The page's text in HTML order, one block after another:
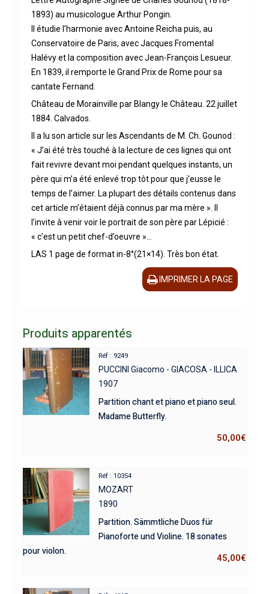
1893) au musicologue Arthur Pongin.
Il étudie l’harmonie avec Antoine Reicha puis, au
Conservatoire de Paris, avec Jacques Fromental
Halévy et la composition avec Jean-François Lesueur.
En 1839, il remporte le Grand Prix de Rome pour sa
cantate Fernand.
Château de Morainville par Blangy le Château. 22 juillet
1884. Calvados.
Il a lu son article sur les Ascendants de M. Ch. Gounod :
« J’ai été très touché à la lecture de ces lignes qui ont
fait revivre devant moi pendant quelques instants, un
père qui m’a été enlevé trop tôt pour que j’eusse le
temps de l’aimer. La plupart des détails contenus dans
cet article m’étaient déjà connus par ma mère ». Il
l’invite à venir voir le portrait de son père par Lépicié :
« c’est un petit chef-d’oeuvre »…
LAS 1 page de format in-8°(21×14). Très bon état.
IMPRIMER LA PAGE
Produits apparentés
Réf : 9249
PUCCINI Giacomo - GIACOSA - ILLICA
1907
Partition chant et piano et piano seul.
Madame Butterfly.
50,00€
Réf : 10354
MOZART
1890
Partition. Sämmtliche Duos für
Pianoforte und Violine. 18 sonates
pour violon.
45,00€